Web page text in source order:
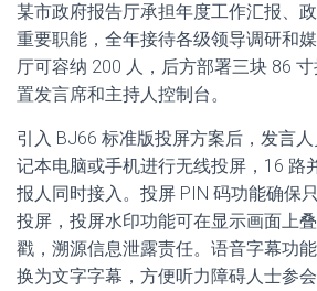
某市政府报告厅承担年度工作汇报、
重要职能，全年接待各级领导调研和
厅可容纳 200 人，后方部署三块 86
置发言席和主持人控制台。
引入 BJ66 标准版投屏方案后，发言
记本电脑或手机进行无线投屏，16 路
报人同时接入。投屏 PIN 码功能确保
投屏，投屏水印功能可在显示画面上
戳，溯源信息泄露责任。语音字幕功
换为文字字幕，方便听力障碍人士参会